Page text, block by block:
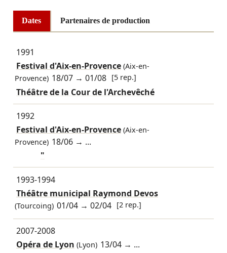
Dates Partenaires de production
1991
Festival d'Aix-en-Provence(Aix-en-
Provence) 18/07 →01/08 [5 rep.]
Théâtre de la Cour de l'Archevêché
1992
Festival d'Aix-en-Provence(Aix-en-
Provence) 18/06 → ...
"
1993-1994
Théâtre municipal Raymond Devos
(Tourcoing) 01/04 →02/04 [2 rep.]
2007-2008
Opéra de Lyon (Lyon) 13/04 → ...